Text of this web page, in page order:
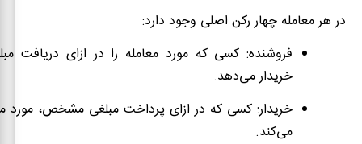
در هر معامله چهار رکن اصلی وجود دارد:
فروشنده: کسی که مورد معامله را در ازای دریافت
خریدار می‌دهد.
خریدار: کسی که در ازای پرداخت مبلغی مشخص، مورد
می‌کند.